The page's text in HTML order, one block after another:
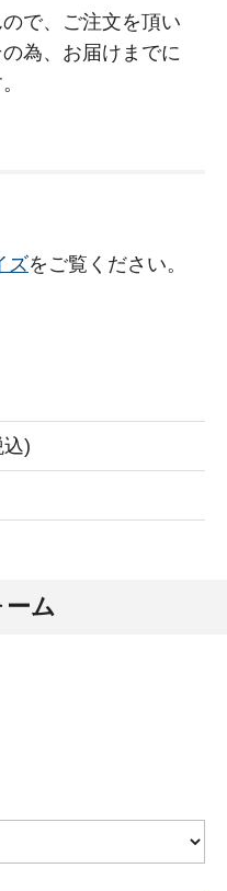
で、ご注文を頂い
為、お届けまでに
ズをご覧ください。
)
ム